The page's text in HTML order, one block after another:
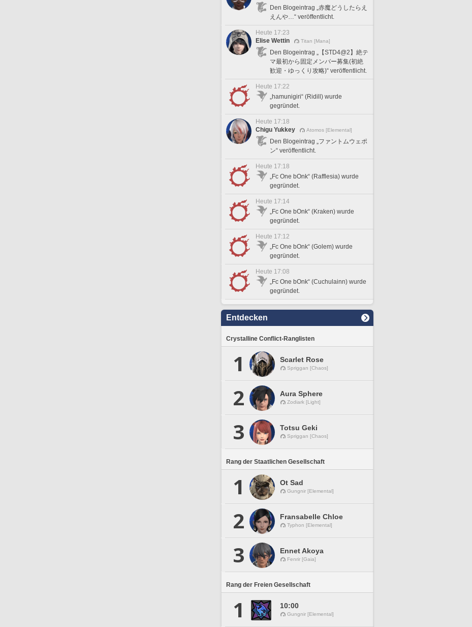
Den Blogeintrag „赤魔どうしたらえ
えんや…“ veröffentlicht.
Heute 17:23
Elise Wettin
Titan [Mana]
Den Blogeintrag „【STD4@2】絶テ
マ最初から固定メンバー募集(初絶
歓迎・ゆっくり攻略)“ veröffentlicht.
Heute 17:22
„hamunigiri“ (Ridill) wurde
gegründet.
Heute 17:18
Chigu Yukkey
Atomos [Elemental]
Den Blogeintrag „ファントムウェポ
ン“ veröffentlicht.
Heute 17:18
„Fc One bOnk“ (Rafflesia) wurde
gegründet.
Heute 17:14
„Fc One bOnk“ (Kraken) wurde
gegründet.
Heute 17:12
„Fc One bOnk“ (Golem) wurde
gegründet.
Heute 17:08
„Fc One bOnk“ (Cuchulainn) wurde
gegründet.
Entdecken
Crystalline Conflict-Ranglisten
1 Scarlet Rose
Spriggan [Chaos]
2 Aura Sphere
Zodiark [Light]
3 Totsu Geki
Spriggan [Chaos]
Rang der Staatlichen Gesellschaft
1 Ot Sad
Gungnir [Elemental]
2 Fransabelle Chloe
Typhon [Elemental]
3 Ennet Akoya
Fenrir [Gaia]
Rang der Freien Gesellschaft
1 10:00
Gungnir [Elemental]